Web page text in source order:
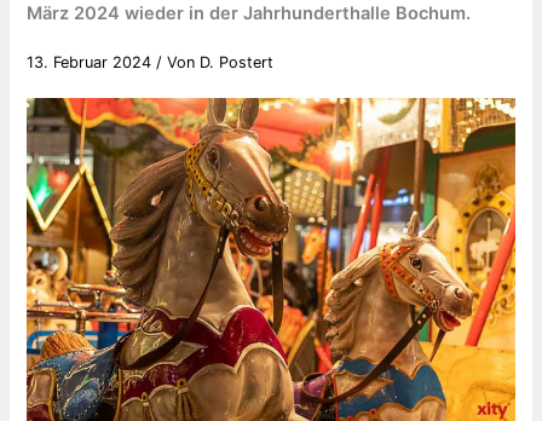
März 2024 wieder in der Jahrhunderthalle Bochum.
13. Februar 2024 / Von D. Postert